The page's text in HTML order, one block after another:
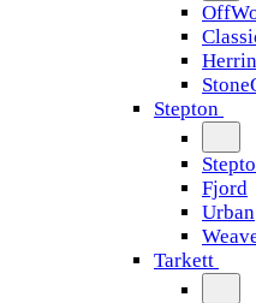
Stepton
Fjord
Urban
Tarkett